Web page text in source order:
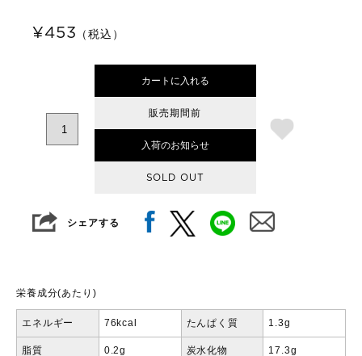
¥453 （税込）
カートに入れる
販売期間前
入荷のお知らせ
SOLD OUT
シェアする
栄養成分(あたり)
エネルギー 76kcal たんぱく質 1.3g
脂質 0.2g 炭水化物 17.3g